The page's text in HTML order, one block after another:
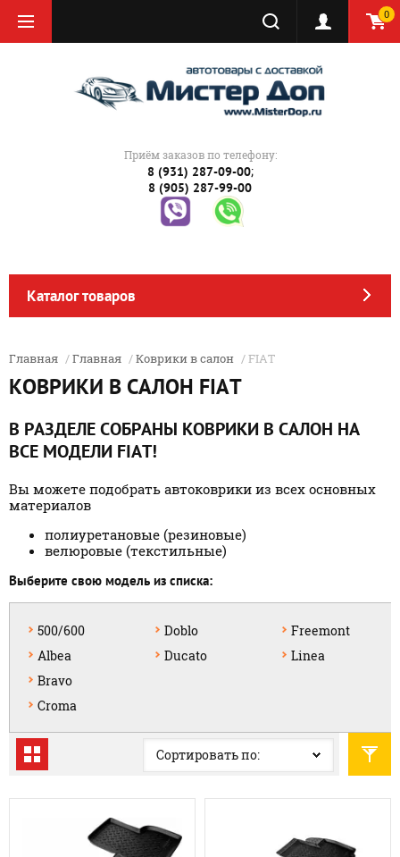
0
Приём заказов по телефону:
8 (931) 287-09-00;
8 (905) 287-99-00
Каталог товаров
Главная /Главная /Коврики в салон / FIAT
КОВРИКИ В САЛОН FIAT
В РАЗДЕЛЕ СОБРАНЫ КОВРИКИ В САЛОН НА
ВСЕ МОДЕЛИ FIAT!
Вы можете подобрать автоковрики из всех основных
материалов
полиуретановые (резиновые)
велюровые (текстильные)
Выберите свою модель из списка:
500/600
Albea
Bravo
Croma
Doblo
Ducato
Freemont
Linea
Сортировать по: